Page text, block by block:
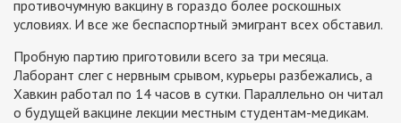
противочумную вакцину в гораздо более роскошных
условиях. И все же беспаспортный эмигрант всех обставил.
Пробную партию приготовили всего за три месяца.
Лаборант слег с нервным срывом, курьеры разбежались, а
Хавкин работал по 14 часов в сутки. Параллельно он читал
о будущей вакцине лекции местным студентам-медикам.